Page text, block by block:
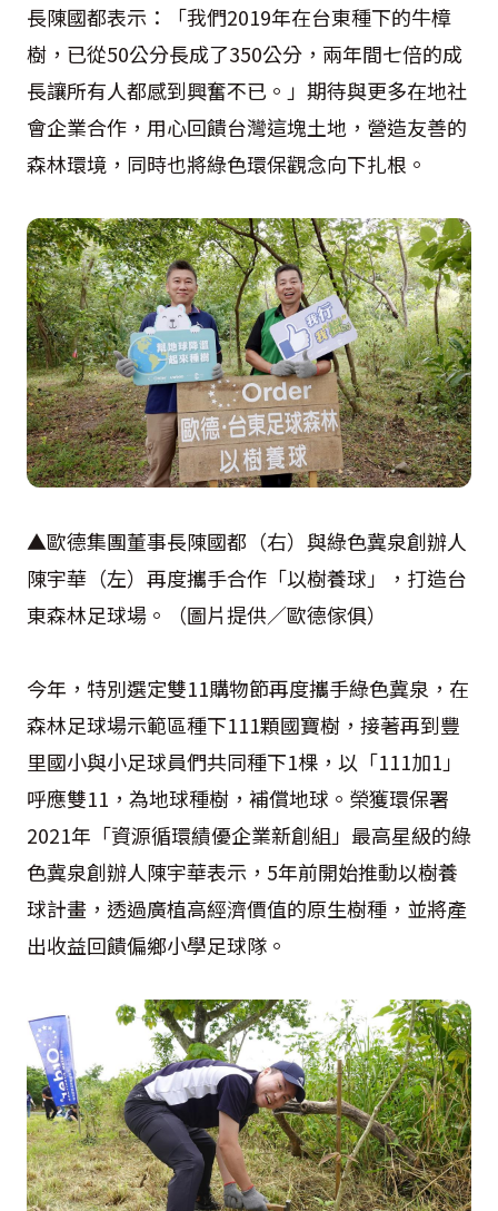
長陳國都表示：「我們2019年在台東種下的牛樟
樹，已從50公分長成了350公分，兩年間七倍的成
長讓所有人都感到興奮不已。」期待與更多在地社
會企業合作，用心回饋台灣這塊土地，營造友善的
森林環境，同時也將綠色環保觀念向下扎根。
▲歐德集團董事長陳國都（右）與綠色冀泉創辦人
陳宇華（左）再度攜手合作「以樹養球」，打造台
東森林足球場。（圖片提供／歐德傢俱）
今年，特別選定雙11購物節再度攜手綠色冀泉，在
森林足球場示範區種下111顆國寶樹，接著再到豐
里國小與小足球員們共同種下1棵，以「111加1」
呼應雙11，為地球種樹，補償地球。榮獲環保署
2021年「資源循環績優企業新創組」最高星級的綠
色冀泉創辦人陳宇華表示，5年前開始推動以樹養
球計畫，透過廣植高經濟價值的原生樹種，並將產
出收益回饋偏鄉小學足球隊。